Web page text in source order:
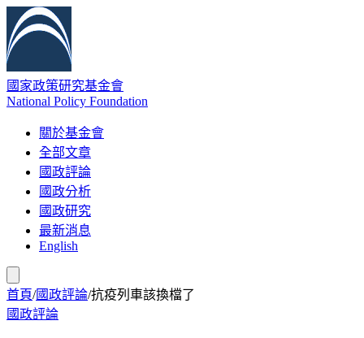
國家政策研究基金會
National Policy Foundation
關於基金會
全部文章
國政評論
國政分析
國政研究
最新消息
English
首頁/國政評論/抗疫列車該換檔了
國政評論